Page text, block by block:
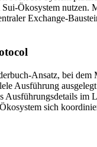
Ökosystem nutzen.
Exchange-
Ansatz, bei
Ausführung
sich